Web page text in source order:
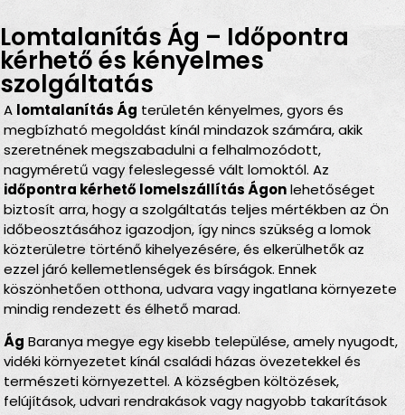
Lomtalanítás Ág – Időpontra
kérhető és kényelmes
szolgáltatás
A lomtalanítás Ág területén kényelmes, gyors és
megbízható megoldást kínál mindazok számára, akik
szeretnének megszabadulni a felhalmozódott,
nagyméretű vagy feleslegessé vált lomoktól. Az
időpontra kérhető lomelszállítás Ágonlehetőséget
biztosít arra, hogy a szolgáltatás teljes mértékben az Ön
időbeosztásához igazodjon, így nincs szükség a lomok
közterületre történő kihelyezésére, és elkerülhetők az
ezzel járó kellemetlenségek és bírságok. Ennek
köszönhetően otthona, udvara vagy ingatlana környezete
mindig rendezett és élhető marad.
Ág Baranya megye egy kisebb települése, amely nyugodt,
vidéki környezetet kínál családi házas övezetekkel és
természeti környezettel. A községben költözések,
felújítások, udvari rendrakások vagy nagyobb takarítások